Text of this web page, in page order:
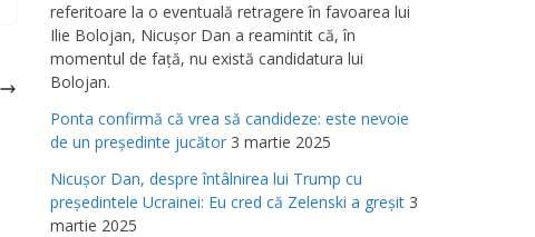
referitoare la o eventuală retragere în favoarea lui
Ilie Bolojan, Nicuşor Dan a reamintit că, în
momentul de faţă, nu există candidatura lui
Bolojan.
Ponta confirmă că vrea să candideze: este nevoie
de un preşedinte jucător 3 martie 2025
Nicuşor Dan, despre întâlnirea lui Trump cu
preşedintele Ucrainei: Eu cred că Zelenski a greşit 3
martie 2025